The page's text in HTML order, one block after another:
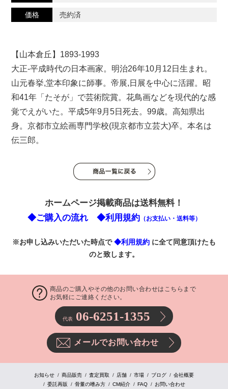
価格 売約済
【山本倉丘】1893-1993
大正-平成時代の日本画家。明治26年10月12日生まれ。
山元春挙,堂本印象に師事。帝展,日展を中心に活躍。昭
和41年「たそが」で芸術院賞。花鳥画などを現代的な感
覚でえがいた。平成5年9月5日死去。99歳。高知県出
身。京都市立絵画専門学校(現京都市立芸大)卒。本名は
伝三郎。
ホームページ掲載商品は送料無料！
◆ご購入の流れ
◆利用規約 （お支払い・送料等）
※お申し込みいただいた時点で◆利用規約 に全て同意頂けたも
のと致します。
商品のご購入やその他のお問い合わせはこちらまで
お気軽にご連絡ください。
代表 06-6251-1355
メールでお問い合わせ
お知らせ 商品販売 査定買取 店舗 市場 ブログ
会社概要
委託再販
骨董の嗜み方 CM紹介 FAQ お問い合わせ